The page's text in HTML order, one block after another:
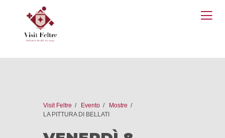
Visit Feltre Evento
Mostre
LA PITTURA DI BELLATI